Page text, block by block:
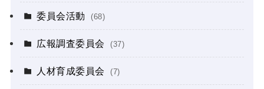
委員会活動 (68)
広報調査委員会 (37)
人材育成委員会 (7)